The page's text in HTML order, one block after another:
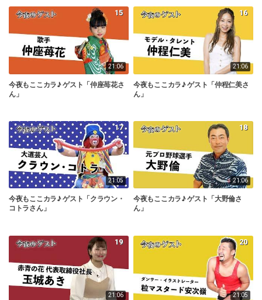
21:06
15
今夜もここカラ♪ ゲスト「仲座苺花さ
ん」
21:06
16
今夜もここカラ♪ ゲスト「仲程仁美さ
ん」
21:05
17
今夜もここカラ♪ ゲスト「クラウン・
コトラさん」
21:06
18
今夜もここカラ♪ ゲスト「大野倫さ
ん」
21:06
19
21:05
20